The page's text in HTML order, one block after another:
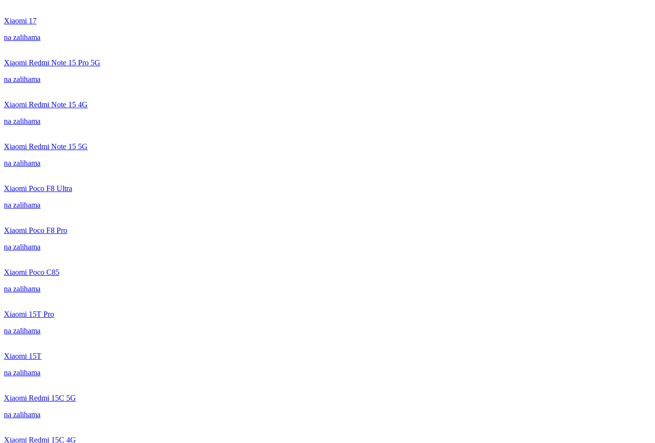
Xiaomi 17
na zalihama
Xiaomi Redmi Note 15 Pro 5G
na zalihama
Xiaomi Redmi Note 15 4G
na zalihama
Xiaomi Redmi Note 15 5G
na zalihama
Xiaomi Poco F8 Ultra
na zalihama
Xiaomi Poco F8 Pro
na zalihama
Xiaomi Poco C85
na zalihama
Xiaomi 15T Pro
na zalihama
Xiaomi 15T
na zalihama
Xiaomi Redmi 15C 5G
na zalihama
Xiaomi Redmi 15C 4G